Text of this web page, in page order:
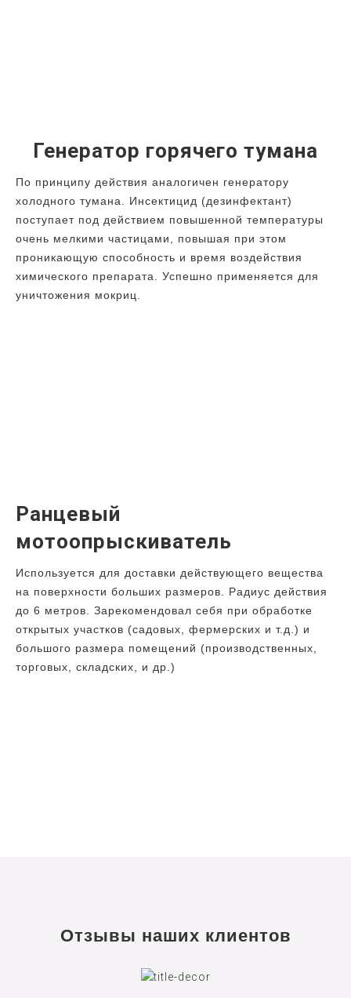
Генератор горячего тумана
По принципу действия аналогичен генератору
холодного тумана. Инсектицид (дезинфектант)
поступает под действием повышенной температуры
очень мелкими частицами, повышая при этом
проникающую способность и время воздействия
химического препарата. Успешно применяется для
уничтожения мокриц.
Ранцевый
мотоопрыскиватель
Используется для доставки действующего вещества
на поверхности больших размеров. Радиус действия
до 6 метров. Зарекомендовал себя при обработке
открытых участков (садовых, фермерских и т.д.) и
большого размера помещений (производственных,
торговых, складских, и др.)
Отзывы наших клиентов